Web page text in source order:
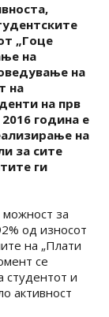
„Гоце
на
на
на
на прв
година е
на
за сите
ги
можност за
од износот
на „Плати
се
студентот и
активност